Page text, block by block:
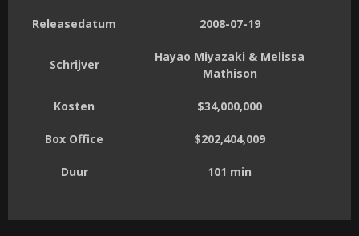
Releasedatum 2008-07-19
Schrijver
Hayao Miyazaki & Melissa
Mathison
Kosten $34,000,000
Box Office $202,404,009
Duur 101 min